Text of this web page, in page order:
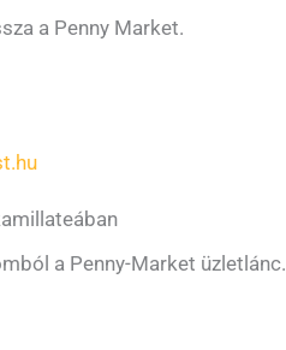
a Penny Market.
a Penny-Market üzletlánc.